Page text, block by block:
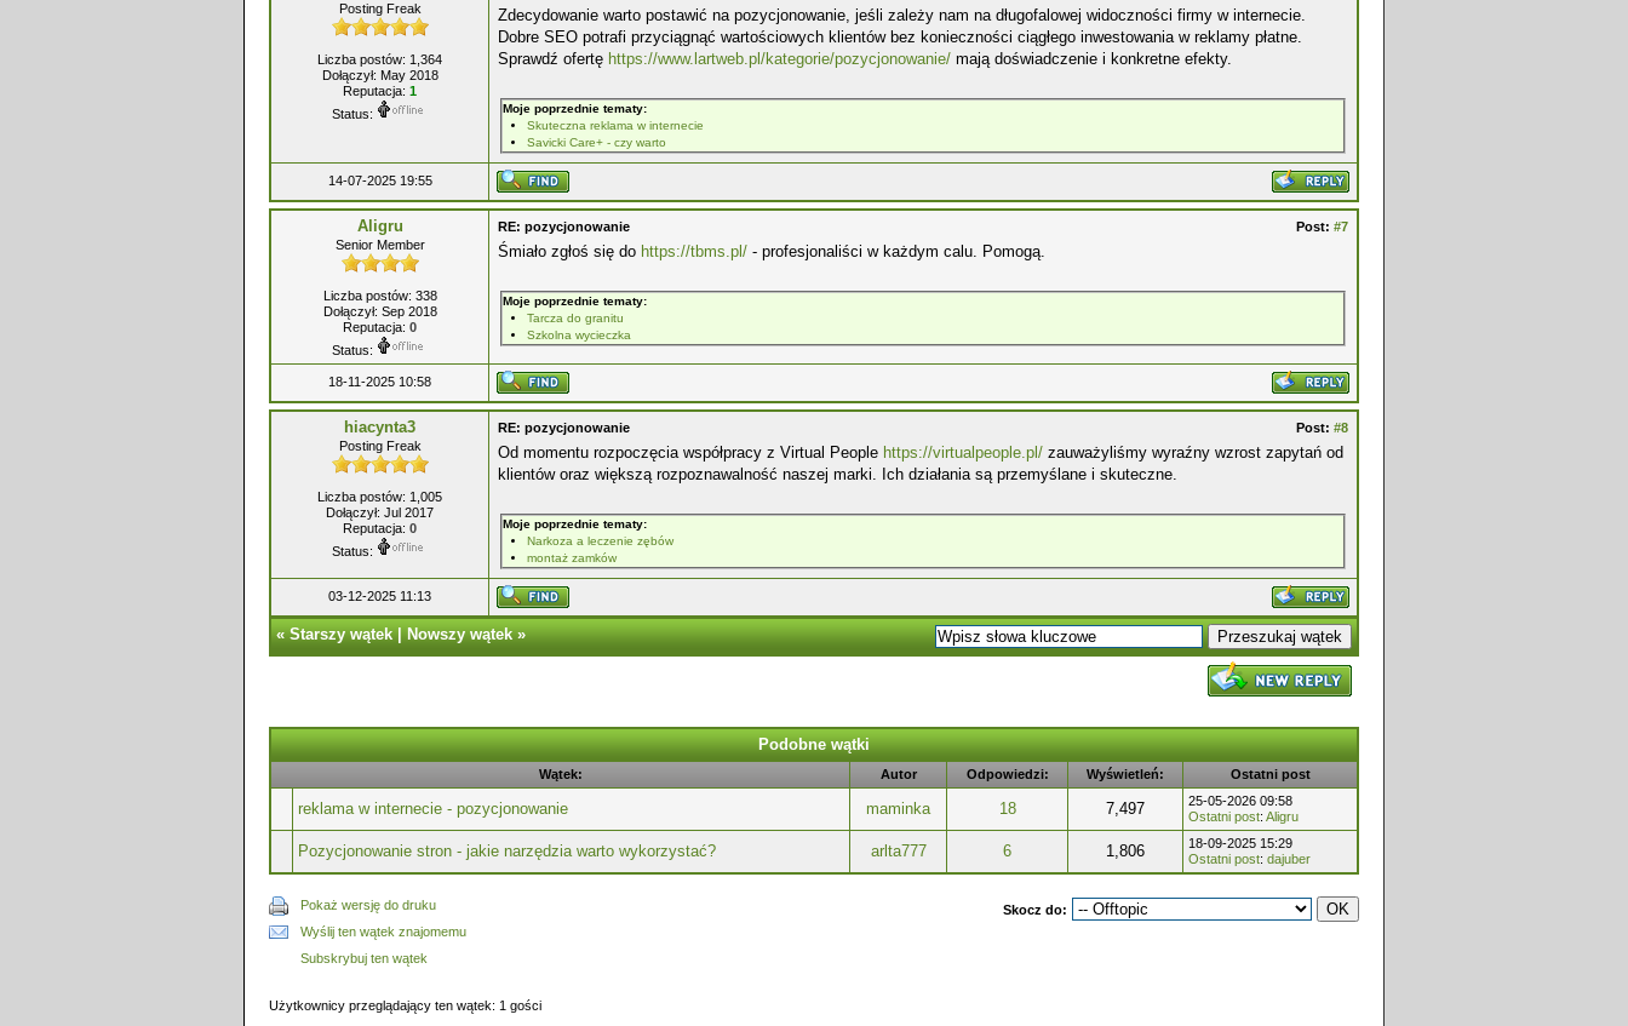
Posting Freak
Liczba postów: 1,364
Dołączył: May 2018
Reputacja: 1
Status:
Zdecydowanie warto postawić na pozycjonowanie, jeśli zależy nam na długofalowej widoczności firmy w internecie.
Dobre SEO potrafi przyciągnąć wartościowych klientów bez konieczności ciągłego inwestowania w reklamy płatne.
Sprawdź ofertę https://www.lartweb.pl/kategorie/pozycjonowanie/ mają doświadczenie i konkretne efekty.
Moje poprzednie tematy:
Skuteczna reklama w internecie
Savicki Care+ - czy warto
14-07-2025 19:55
Aligru
Senior Member
Liczba postów: 338
Dołączył: Sep 2018
Reputacja: 0
Status:
Post: #7
RE: pozycjonowanie
Śmiało zgłoś się do https://tbms.pl/ - profesjonaliści w każdym calu. Pomogą.
Moje poprzednie tematy:
Tarcza do granitu
Szkolna wycieczka
18-11-2025 10:58
hiacynta3
Posting Freak
Liczba postów: 1,005
Dołączył: Jul 2017
Reputacja: 0
Status:
Post: #8
RE: pozycjonowanie
Od momentu rozpoczęcia współpracy z Virtual People https://virtualpeople.pl/ zauważyliśmy wyraźny wzrost zapytań od
klientów oraz większą rozpoznawalność naszej marki. Ich działania są przemyślane i skuteczne.
Moje poprzednie tematy:
Narkoza a leczenie zębów
montaż zamków
03-12-2025 11:13
«Starszy wątek|Nowszy wątek»
Podobne wątki
Wątek: Autor Odpowiedzi: Wyświetleń: Ostatni post
reklama w internecie - pozycjonowanie maminka 18 7,497
25-05-2026 09:58
Ostatni post: Aligru
Pozycjonowanie stron - jakie narzędzia warto wykorzystać? arlta777 6 1,806
18-09-2025 15:29
Ostatni post: dajuber
Pokaż wersję do druku
Wyślij ten wątek znajomemu
Subskrybuj ten wątek
Skocz do:
Użytkownicy przeglądający ten wątek: 1 gości